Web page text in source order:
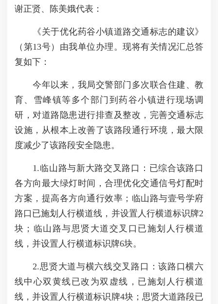
谢正贤、陈美娥代表：
《关于优化药谷小镇道路交通标志的建议》
（第13号）由我单位办理。现将有关情况汇总答
复如下：
今年以来，我局交警部门多次联合住建、教
育、雪峰镇等多个部门到药谷小镇进行现场调
研，对道路隐患进行排查及整改，完善交通标志
设施，从根本上改善了该路段通行环境，最大限
度减少了该路段安全隐患。
1.临山路与新大路交叉路口：已综合该路口
各方向最大绿灯时间，合理优化交通信号灯配时
方案，提高各方向通行效率；临山路与壹号学府
路口已施划人行横道线，并设置人行横道标识牌2
块；临山路与思贤大道交叉口已施划人行横道
线，并设置人行横道标识牌6块。
2.思贤大道与横六线交叉路口：该路口横六
线中心双黄线已改为双虚线，已施划人行横道
线，并设置人行横道标识牌4块；思贤大道路段已